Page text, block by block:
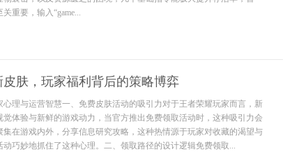
重要，输入“game...
肤，玩家福利背后的策略博弈
理与运营智慧一、免费皮肤活动的吸引力对于王者荣耀玩家而言，新
觉体验与新鲜的游戏动力，当官方推出免费领取活动时，这种吸引力会
集在游戏内外，分享信息研究攻略，这种热情源于玩家对收藏的渴望与
巧妙地抓住了这种心理。二、领取路径的设计逻辑免费领取...